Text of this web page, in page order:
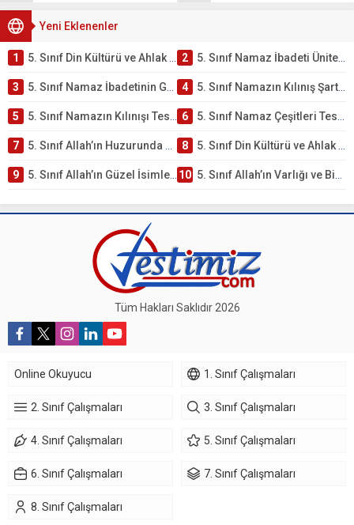
Yeni Eklenenler
1 5. Sınıf Din Kültürü ve Ahlak Bilgisi 2. Ünite: Namaz İbadeti Çalışmaları 2 5. Sınıf Namaz İbadeti Ünite Testi – Online Çöz
3 5. Sınıf Namaz İbadetinin Getirdiği Faydalar Testi 4 5. Sınıf Namazın Kılınış Şartları Testi
5 5. Sınıf Namazın Kılınışı Testi – Online Çöz 6 5. Sınıf Namaz Çeşitleri Testi – Online Çöz
7 5. Sınıf Allah’ın Huzurunda Olmak – Namaz İbadeti Testi 8 5. Sınıf Din Kültürü ve Ahlak Bilgisi 1. Ünite: Allah İnancı Çalışmaları
9 5. Sınıf Allah’ın Güzel İsimleri Testi – Online Çöz 10 5. Sınıf Allah’ın Varlığı ve Birliği Testi – Online Çöz
Tüm Hakları Saklıdır 2026
Online Okuyucu 1. Sınıf Çalışmaları
2. Sınıf Çalışmaları 3. Sınıf Çalışmaları
4. Sınıf Çalışmaları 5. Sınıf Çalışmaları
6. Sınıf Çalışmaları 7. Sınıf Çalışmaları
8. Sınıf Çalışmaları